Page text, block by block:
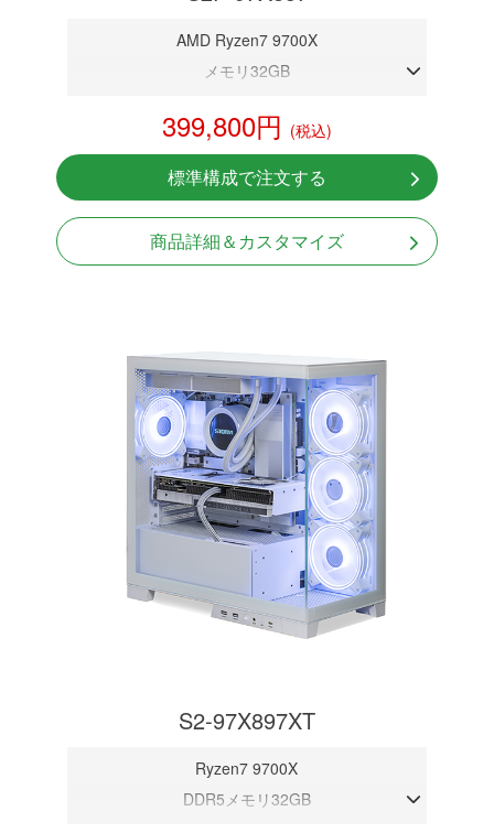
AMD Ryzen7 9700X
メモリ32GB
NVMeSSD 1TB
無線LAN Bluetooth対応
Windows11 Home 64bit
399,800円 (税込)
標準構成で注文する
商品詳細＆カスタマイズ
S2-97X897XT
Ryzen7 9700X
DDR5メモリ32GB